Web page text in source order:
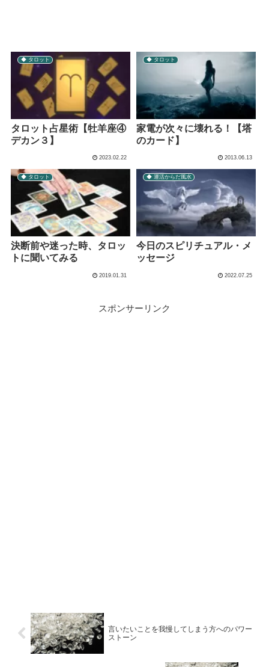
◆ タロット
タロット占星術【牡羊座④
デカン３】
2023.02.22
◆ タロット
家電が次々に壊れる！【塔
のカード】
2013.06.13
◆ タロット
決断前や迷った時、タロッ
トに聞いてみる
2019.01.31
◆ 運活からだ風水
今日のスピリチュアル・メ
ッセージ
2022.07.25
スポンサーリンク
言いたいことを我慢してしまう方へのパワー
ストーン